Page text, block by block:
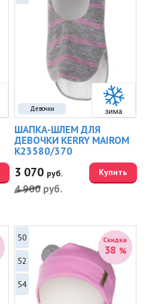
Девочки
ШАПКА-ШЛЕМ ДЛЯ
ДЕВОЧКИ KERRY MAIROM
K23580/370
3 070 руб.
4 900 руб.
Купить
Скидка
38 %
50
52
54